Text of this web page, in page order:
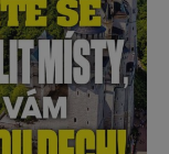
Julius